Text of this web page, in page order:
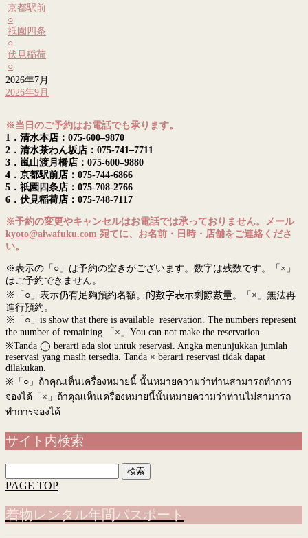
京都駅前
○
祇園四条
○
伏見稲荷
○
2026年7月
2026年9月
※当日のご予約はお電話でも承ります。
1．清水本店：075-600–9870
2．清水茶わん坂店：075-741–7711
3．嵐山渡月橋店：075-600–9880
4．京都駅前店：075-744-6866
5．祇園四条店：075-708-2766
6．伏見稲荷店：075-748-7117
※予約の変更やキャンセルはお電話では承っておりません。メール
kyoto@aiwafuku.com 宛てに、お名前・日時・店舗をご連絡くださ
い。
※表示の「○」は予約の空きがございます。数字は残数です。「×」
はご予約できません。
※「○」表示仍有足夠預約名額。 的數字表示剩餘數量。「×」無法再
進行預約。
※「○」is show that there is available reservation. The numbers represent
the number of remaining.「×」You can not make the reservation.
※Tanda ◯ berarti ada slot untuk reservasi. Angka menunjukkan jumlah
reservasi yang masih tersedia. Tanda × berarti reservasi tidak dapat
dilakukan.
※ 「○」ถ้าคุณเห็นเครื่องหมายนี้ นั้นหมายความว่าท่านสามารถทำการ
จองได้「×」ถ้าคุณเห็นเครื่องหมายนี้นั้นหมายความว่าท่านไม่สามารถ
ทำการจองได้
サイト内検索
索:
PAGE TOP
着物レンタル年間パスポート